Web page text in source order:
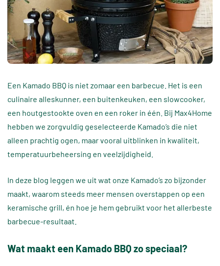
Een Kamado BBQ is niet zomaar een barbecue. Het is een
culinaire alleskunner, een buitenkeuken, een slowcooker,
een houtgestookte oven en een roker in één. Bij Max4Home
hebben we zorgvuldig geselecteerde Kamado’s die niet
alleen prachtig ogen, maar vooral uitblinken in kwaliteit,
temperatuurbeheersing en veelzijdigheid.
In deze blog leggen we uit wat onze Kamado’s zo bijzonder
maakt, waarom steeds meer mensen overstappen op een
keramische grill, én hoe je hem gebruikt voor het allerbeste
barbecue-resultaat.
Wat maakt een Kamado BBQ zo speciaal?